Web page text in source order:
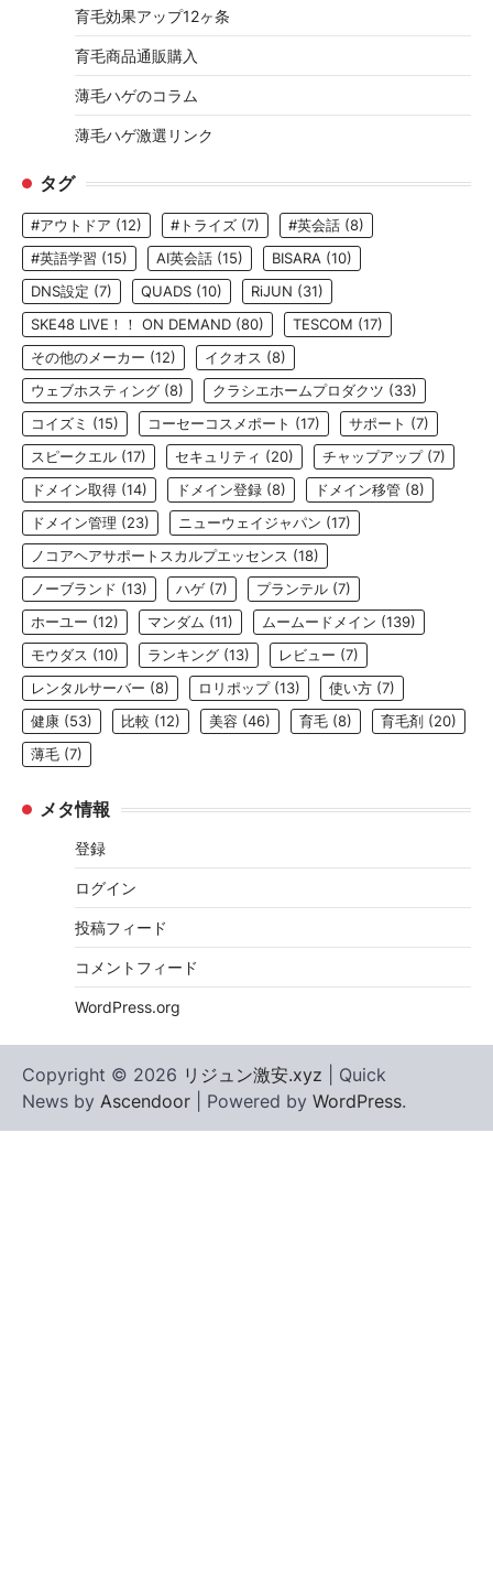
育毛効果アップ12ヶ条
育毛商品通販購入
薄毛ハゲのコラム
薄毛ハゲ激選リンク
タグ
#アウトドア (12) #トライズ (7) #英会話 (8)
#英語学習 (15) AI英会話 (15) BISARA (10)
DNS設定 (7) QUADS (10) RiJUN (31)
SKE48 LIVE！！ ON DEMAND (80) TESCOM (17)
その他のメーカー (12) イクオス (8)
ウェブホスティング (8) クラシエホームプロダクツ (33)
コイズミ (15) コーセーコスメポート (17) サポート (7)
スピークエル (17) セキュリティ (20) チャップアップ(7)
ドメイン取得 (14) ドメイン登録 (8) ドメイン移管 (8)
ドメイン管理 (23) ニューウェイジャパン (17)
ノコアヘアサポートスカルプエッセンス (18)
ノーブランド (13) ハゲ (7) プランテル (7)
ホーユー (12) マンダム (11) ムームードメイン (139)
モウダス (10) ランキング (13) レビュー (7)
レンタルサーバー (8) ロリポップ(13) 使い方 (7)
健康 (53) 比較 (12) 美容 (46) 育毛 (8) 育毛剤 (20)
薄毛 (7)
メタ情報
登録
ログイン
投稿フィード
コメントフィード
WordPress.org
Copyright © 2026 リジュン激安.xyz | Quick
News by Ascendoor | Powered by WordPress.